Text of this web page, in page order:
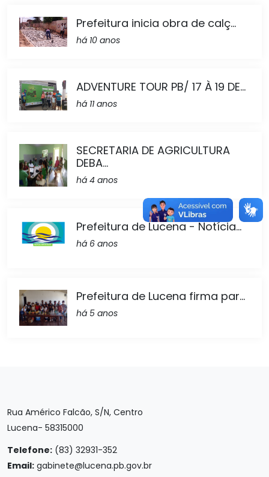
Prefeitura inicia obra de calç...
há 10 anos
ADVENTURE TOUR PB/ 17 À 19 DE...
há 11 anos
SECRETARIA DE AGRICULTURA
DEBA...
há 4 anos
Prefeitura de Lucena - Notícia...
há 6 anos
Prefeitura de Lucena firma par...
há 5 anos
Rua Américo Falcão, S/N, Centro
Lucena- 58315000
Telefone: (83) 32931-352
Email: gabinete@lucena.pb.gov.br